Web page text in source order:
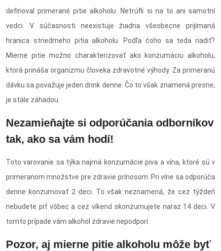
definoval primerané pitie alkoholu. Netrúfli si na to ani samotní
vedci. V súčasnosti neexistuje žiadna všeobecne prijímaná
hranica striedmeho pitia alkoholu. Podľa čoho sa teda riadiť?
Mierne pitie možno charakterizovať ako konzumáciu alkoholu,
ktorá prináša organizmu človeka zdravotné výhody. Za primeranú
dávku sa považuje jeden drink denne. Čo to však znamená presne,
je stále záhadou.
Nezamieňajte si odporúčania odborníkov
tak, ako sa vám hodí!
Toto varovanie sa týka najmä konzumácie piva a vína, ktoré sú v
primeranom množstve pre zdravie prínosom. Pri víne sa odporúča
denne konzumovať 2 deci. To však neznamená, že cez týždeň
nebudete piť vôbec a cez víkend skonzumujete naraz 14 deci. V
tomto prípade vám alkohol zdravie nepodporí.
Pozor, aj mierne pitie alkoholu môže byť